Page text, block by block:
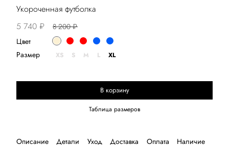
Укороченная футболка
5 740 ₽
8 200 ₽
Цвет
В корзину
Выберите размер
Таблица размеров
Размер XS S M L XL
Описание Детали Уход Доставка Оплата Наличие